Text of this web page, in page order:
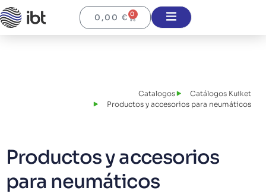
0,00€ 0
Catalogos
Catálogos Kuiket
Productos y accesorios para neumáticos
Productos y accesorios
para neumáticos